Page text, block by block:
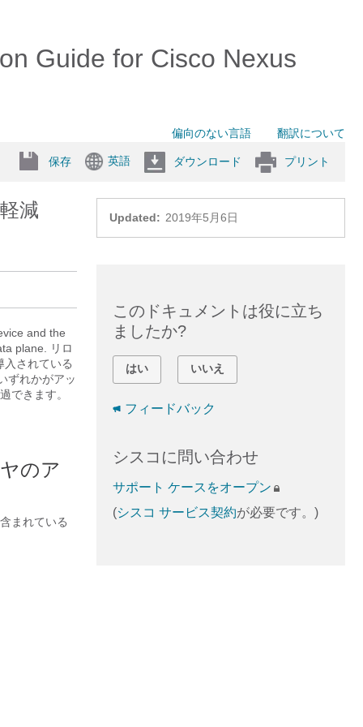
Guide for Cisco Nexus
偏向のない言語 翻訳について
保存 英語 ダウンロード プリント
Updated: 2019年5月6日
減
and the
plane. リロ
されている
ずれかがアッ
できます。
のア
まれている
このドキュメントは役に立ち
ましたか?
はい いいえ
フィードバック
シスコに問い合わせ
サポート ケースをオープン
(シスコ サービス契約が必要です。)